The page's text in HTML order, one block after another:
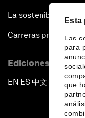
Esta
Las
para
que
La sostenibilidad en
Carreras
Ediciones en
EN ▪ ES▪中文▪ 日本語